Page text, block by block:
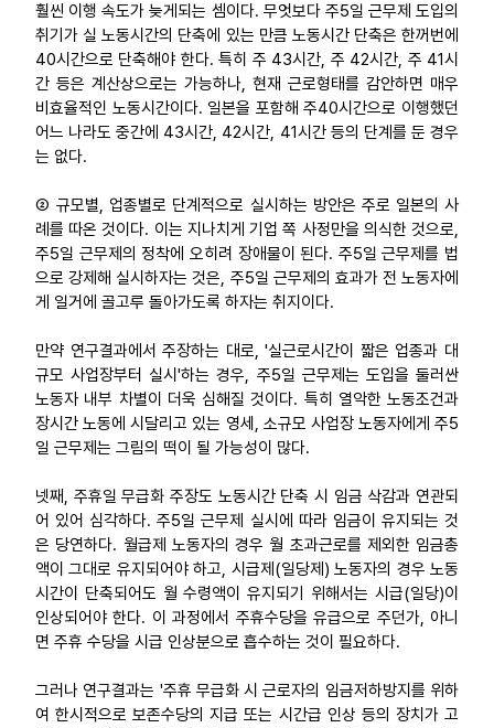
훨씬 이행 속도가 늦게되는 셈이다. 무엇보다 주5일 근무제 도입의
취기가 실 노동시간의 단축에 있는 만큼 노동시간 단축은 한꺼번에
40시간으로 단축해야 한다. 특히 주 43시간, 주 42시간, 주 41시
간 등은 계산상으로는 가능하나, 현재 근로형태를 감안하면 매우
비효율적인 노동시간이다. 일본을 포함해 주40시간으로 이행했던
어느 나라도 중간에 43시간, 42시간, 41시간 등의 단계를 둔 경우
는 없다.
② 규모별, 업종별로 단계적으로 실시하는 방안은 주로 일본의 사
례를 따온 것이다. 이는 지나치게 기업 쪽 사정만을 의식한 것으로,
주5일 근무제의 정착에 오히려 장애물이 된다. 주5일 근무제를 법
으로 강제해 실시하자는 것은, 주5일 근무제의 효과가 전 노동자에
게 일거에 골고루 돌아가도록 하자는 취지이다.
만약 연구결과에서 주장하는 대로, '실근로시간이 짧은 업종과 대
규모 사업장부터 실시'하는 경우, 주5일 근무제는 도입을 둘러싼
노동자 내부 차별이 더욱 심해질 것이다. 특히 열악한 노동조건과
장시간 노동에 시달리고 있는 영세, 소규모 사업장 노동자에게 주5
일 근무제는 그림의 떡이 될 가능성이 많다.
넷째, 주휴일 무급화 주장도 노동시간 단축 시 임금 삭감과 연관되
어 있어 심각하다. 주5일 근무제 실시에 따라 임금이 유지되는 것
은 당연하다. 월급제 노동자의 경우 월 초과근로를 제외한 임금총
액이 그대로 유지되어야 하고, 시급제(일당제) 노동자의 경우 노동
시간이 단축되어도 월 수령액이 유지되기 위해서는 시급(일당)이
인상되어야 한다. 이 과정에서 주휴수당을 유급으로 주던가, 아니
면 주휴 수당을 시급 인상분으로 흡수하는 것이 필요하다.
그러나 연구결과는 '주휴 무급화 시 근로자의 임금저하방지를 위하
여 한시적으로 보존수당의 지급 또는 시간급 인상 등의 장치가 고